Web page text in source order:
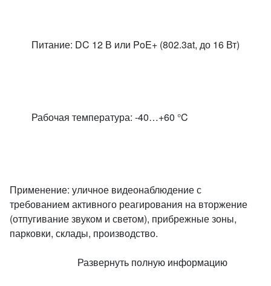
Питание: DC 12 В или PoE+ (802.3at, до 16 Вт)
Рабочая температура: -40…+60 °C
Применение: уличное видеонаблюдение с
требованием активного реагирования на вторжение
(отпугивание звуком и светом), прибрежные зоны,
парковки, склады, производство.
Развернуть полную информацию